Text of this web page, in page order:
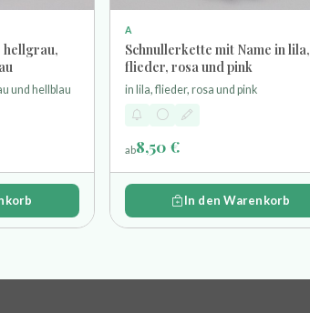
hellgrau,
und hellblau
A
Schnullerkette mit Name in lila,
flieder, rosa und pink
in lila, flieder, rosa und pink
ab8,50 €
In den Warenkorb